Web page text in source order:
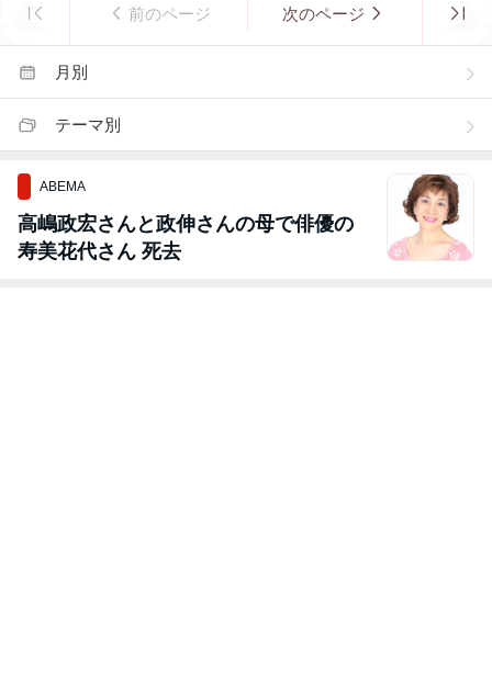
前のページ 次のページ
月別
テーマ別
ABEMA
高嶋政宏さんと政伸さんの母で俳優の
寿美花代さん 死去